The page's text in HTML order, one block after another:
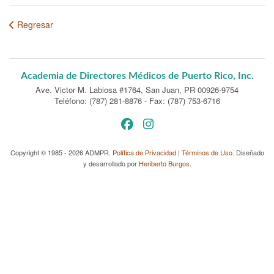
Regresar
Academia de Directores Médicos de Puerto Rico, Inc.
Ave. Victor M. Labiosa #1764, San Juan, PR 00926-9754
Teléfono: (787) 281-8876 - Fax: (787) 753-6716
Copyright © 1985 - 2026 ADMPR. Política de Privacidad| Términos de Uso. Diseñado
y desarrollado por Heriberto Burgos.